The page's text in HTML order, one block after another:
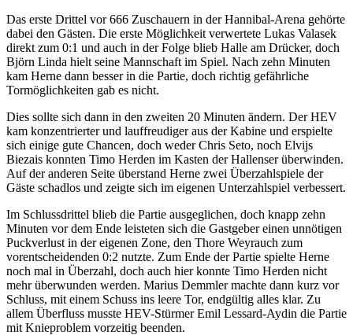
Das erste Drittel vor 666 Zuschauern in der Hannibal-Arena gehörte
dabei den Gästen. Die erste Möglichkeit verwertete Lukas Valasek
direkt zum 0:1 und auch in der Folge blieb Halle am Drücker, doch
Björn Linda hielt seine Mannschaft im Spiel. Nach zehn Minuten
kam Herne dann besser in die Partie, doch richtig gefährliche
Tormöglichkeiten gab es nicht.
Dies sollte sich dann in den zweiten 20 Minuten ändern. Der HEV
kam konzentrierter und lauffreudiger aus der Kabine und erspielte
sich einige gute Chancen, doch weder Chris Seto, noch Elvijs
Biezais konnten Timo Herden im Kasten der Hallenser überwinden.
Auf der anderen Seite überstand Herne zwei Überzahlspiele der
Gäste schadlos und zeigte sich im eigenen Unterzahlspiel verbessert.
Im Schlussdrittel blieb die Partie ausgeglichen, doch knapp zehn
Minuten vor dem Ende leisteten sich die Gastgeber einen unnötigen
Puckverlust in der eigenen Zone, den Thore Weyrauch zum
vorentscheidenden 0:2 nutzte. Zum Ende der Partie spielte Herne
noch mal in Überzahl, doch auch hier konnte Timo Herden nicht
mehr überwunden werden. Marius Demmler machte dann kurz vor
Schluss, mit einem Schuss ins leere Tor, endgültig alles klar. Zu
allem Überfluss musste HEV-Stürmer Emil Lessard-Aydin die Partie
mit Knieproblem vorzeitig beenden.